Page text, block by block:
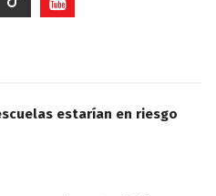
estarían en riesgo